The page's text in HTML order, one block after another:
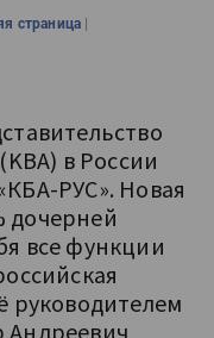
страница |
в России
РУС». Новая
дочерней
все функции
руководителем
Андреевич